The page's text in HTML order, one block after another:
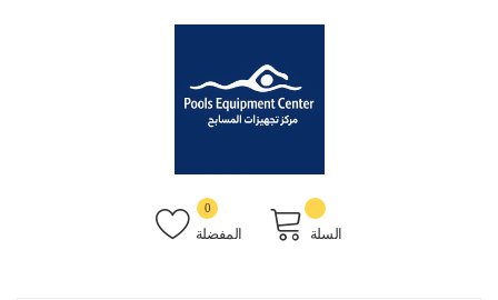
المفضلة
0
السلة